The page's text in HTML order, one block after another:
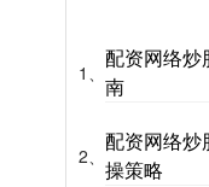
1、
配资网络炒
南
2、
配资网络炒
操策略